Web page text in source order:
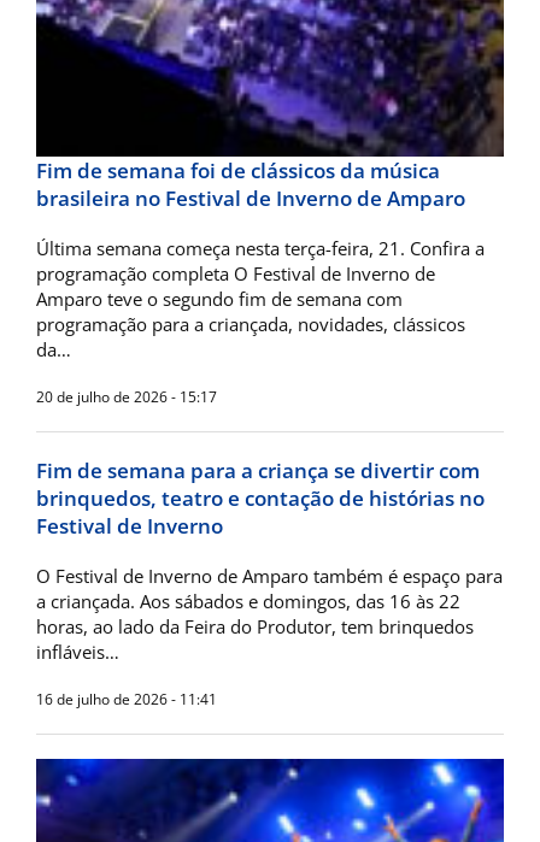
Fim de semana foi de clássicos da música
brasileira no Festival de Inverno de Amparo
Última semana começa nesta terça-feira, 21. Confira a
programação completa O Festival de Inverno de
Amparo teve o segundo fim de semana com
programação para a criançada, novidades, clássicos
da…
20 de julho de 2026 - 15:17
Fim de semana para a criança se divertir com
brinquedos, teatro e contação de histórias no
Festival de Inverno
O Festival de Inverno de Amparo também é espaço para
a criançada. Aos sábados e domingos, das 16 às 22
horas, ao lado da Feira do Produtor, tem brinquedos
infláveis…
16 de julho de 2026 - 11:41